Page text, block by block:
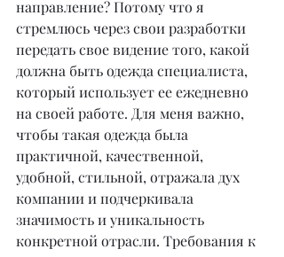
направление? Потому что я
стремлюсь через свои разработки
передать свое видение того, какой
должна быть одежда специалиста,
который использует ее ежедневно
на своей работе. Для меня важно,
чтобы такая одежда была
практичной, качественной,
удобной, стильной, отражала дух
компании и подчеркивала
значимость и уникальность
конкретной отрасли. Требования к